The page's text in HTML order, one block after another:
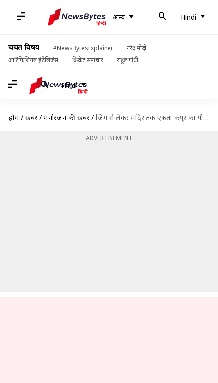
अन्य Hindi
चर्चित विषय #NewsBytesExplainer
नरेंद्र मोदी
आर्टिफिशियल इंटेलिजेंस
क्रिकेट समाचार राहुल गांधी
Hindi
होम / खबरें / मनोरंजन की खबरें / जिम से लेकर मंदिर तक एकता कपूर का पीछा कर रहा था युवक, गिरफ्तार
ADVERTISEMENT